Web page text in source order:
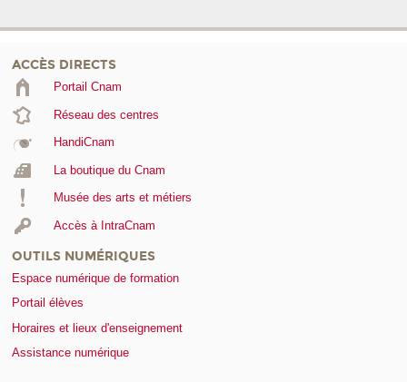
ACCÈS DIRECTS
Portail Cnam
Réseau des centres
HandiCnam
La boutique du Cnam
Musée des arts et métiers
Accès à IntraCnam
OUTILS NUMÉRIQUES
Espace numérique de formation
Portail élèves
Horaires et lieux d'enseignement
Assistance numérique